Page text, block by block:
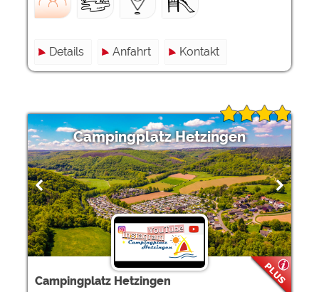
Details Anfahrt Kontakt
Campingplatz Hetzingen
Campingplatz Hetzingen